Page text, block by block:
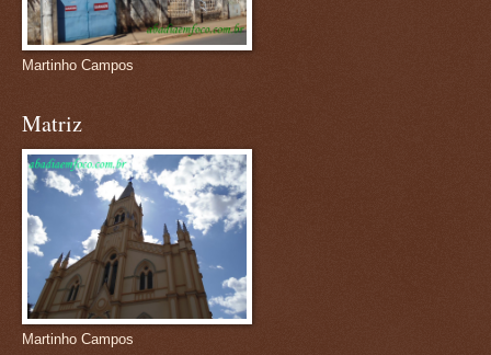
Martinho Campos
Matriz
Martinho Campos